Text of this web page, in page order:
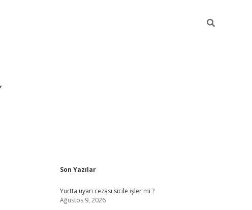
Sidebar
Son Yazılar
Yurtta uyarı cezası sicile işler mi ?
Ağustos 9, 2026
ilbet giriş